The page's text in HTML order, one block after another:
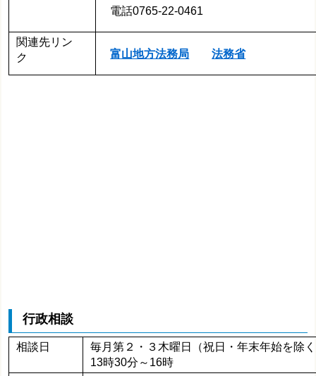
電話0765-22-0461
関連先リン
ク
富山地方法務局 法務省
行政相談
相談日
毎月第２・３木曜日（祝日・年末年始を除
13時30分～16時